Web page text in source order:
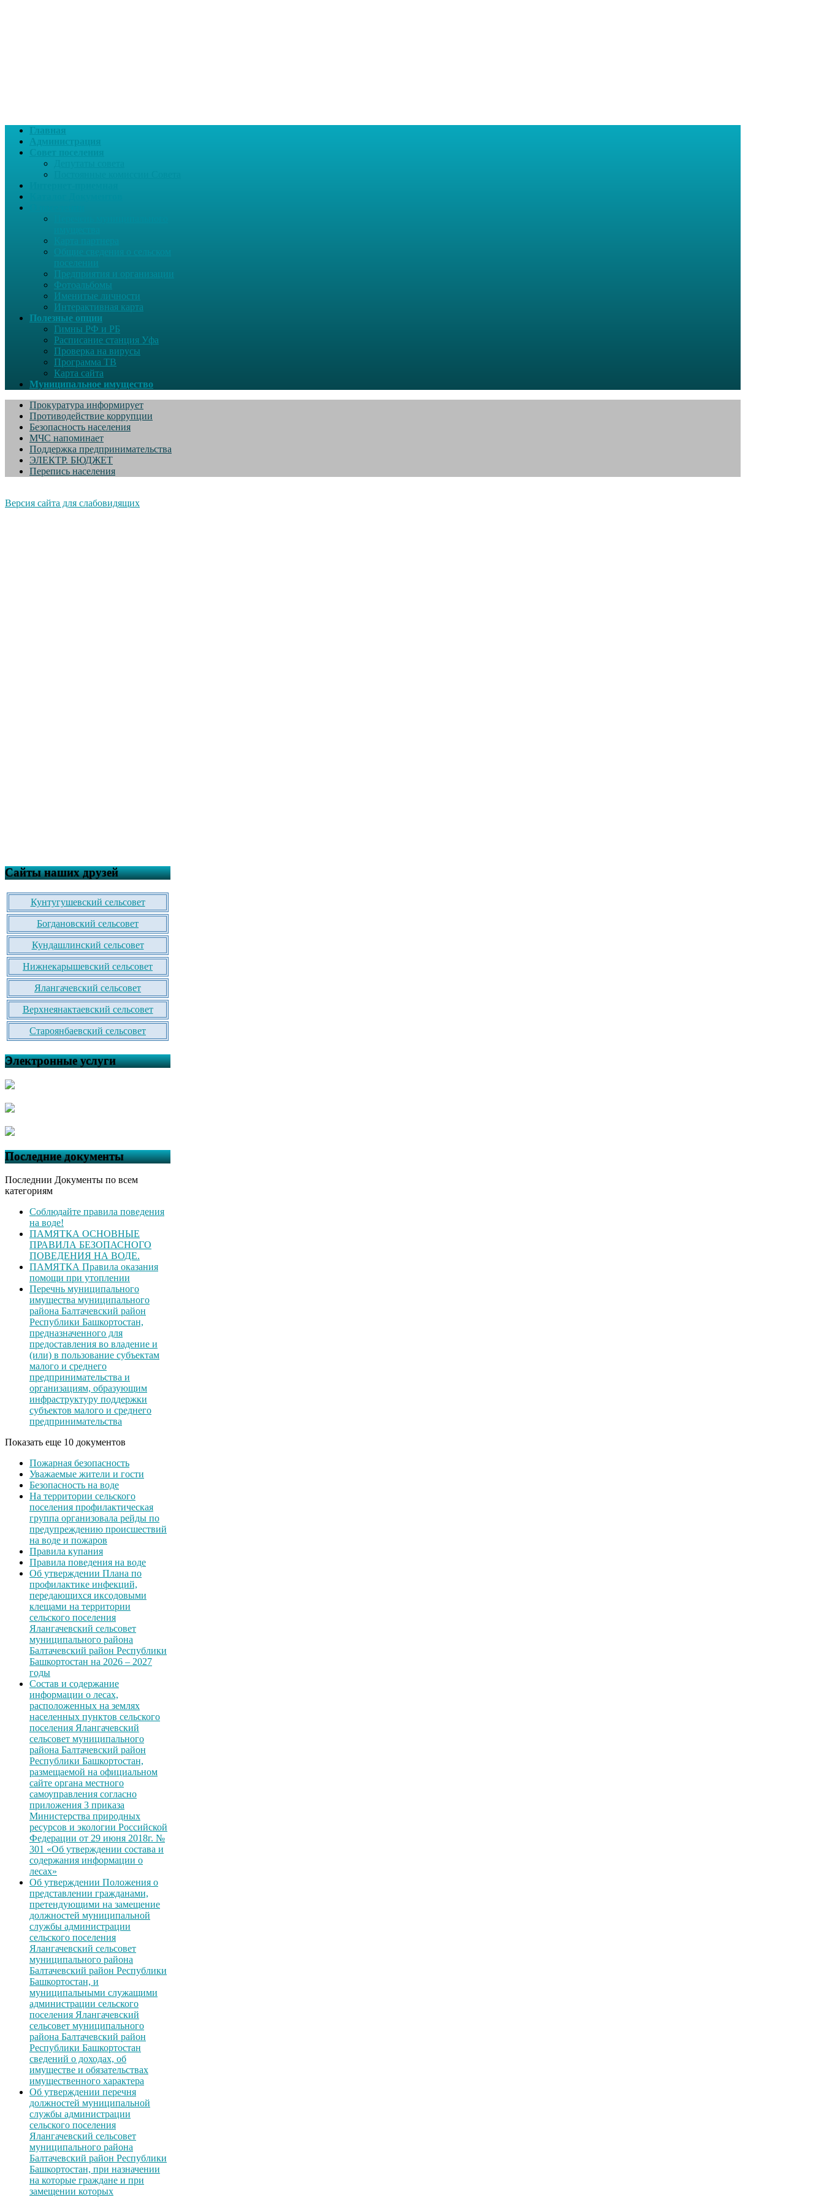
Главная
Администрация
поселении
Предприятия и организации
Фотоальбомы
Именитые личности
Интерактивная карта
Полезные опции
Гимны РФ и РБ
Расписание станция Уфа
Проверка на вирусы
Программа ТВ
Карта сайта
Муниципальное имущество
Прокуратура информирует
Противодействие коррупции
Безопасность населения
МЧС напоминает
Поддержка предпринимательства
ЭЛЕКТР. БЮДЖЕТ
Перепись населения
Версия сайта для слабовидящих
Сайты наших друзей
Кунтугушевский сельсовет
Богдановский сельсовет
Кундашлинский сельсовет
Нижнекарышевский сельсовет
Ялангачевский сельсовет
Верхнеянактаевский сельсовет
Староянбаевский сельсовет
Электронные услуги
Последние документы
Последнии Документы по всем
категориям
Соблюдайте правила поведения
на воде!
ПАМЯТКА ОСНОВНЫЕ
ПРАВИЛА БЕЗОПАСНОГО
ПОВЕДЕНИЯ НА ВОДЕ.
ПАМЯТКА Правила оказания
помощи при утоплении
Перечнь муниципального
имущества муниципального
района Балтачевский район
Республики Башкортостан,
предназначенного для
предоставления во владение и
(или) в пользование субъектам
малого и среднего
предпринимательства и
организациям, образующим
инфраструктуру поддержки
субъектов малого и среднего
предпринимательства
Показать еще 10 документов
Пожарная безопасность
Уважаемые жители и гости
Безопасность на воде
На территории сельского
поселения профилактическая
группа организовала рейды по
предупреждению происшествий
на воде и пожаров
Правила купания
Правила поведения на воде
Об утверждении Плана по
профилактике инфекций,
передающихся иксодовыми
клещами на территории
сельского поселения
Ялангачевский сельсовет
муниципального района
Балтачевский район Республики
Башкортостан на 2026 – 2027
годы
Состав и содержание
информации о лесах,
расположенных на землях
населенных пунктов сельского
поселения Ялангачевский
сельсовет муниципального
района Балтачевский район
Республики Башкортостан,
размещаемой на официальном
сайте органа местного
самоуправления согласно
приложения 3 приказа
Министерства природных
ресурсов и экологии Российской
Федерации от 29 июня 2018г. №
301 «Об утверждении состава и
содержания информации о
лесах»
Об утверждении Положения о
представлении гражданами,
претендующими на замещение
должностей муниципальной
службы администрации
сельского поселения
Ялангачевский сельсовет
муниципального района
Балтачевский район Республики
Башкортостан, и
муниципальными служащими
администрации сельского
поселения Ялангачевский
сельсовет муниципального
района Балтачевский район
Республики Башкортостан
сведений о доходах, об
имуществе и обязательствах
имущественного характера
Об утверждении перечня
должностей муниципальной
службы администрации
сельского поселения
Ялангачевский сельсовет
муниципального района
Балтачевский район Республики
Башкортостан, при назначении
на которые граждане и при
замещении которых